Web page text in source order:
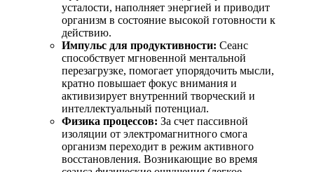
усталости, наполняет энергией и приводит
организм в состояние высокой готовности к
действию.
Импульс для продуктивности: Сеанс
способствует мгновенной ментальной
перезагрузке, помогает упорядочить мысли,
кратно повышает фокус внимания и
активизирует внутренний творческий и
интеллектуальный потенциал.
Физика процессов: За счет пассивной
изоляции от электромагнитного смога
организм переходит в режим активного
восстановления. Возникающие во время